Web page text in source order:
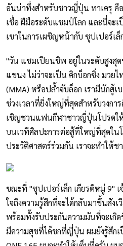
อันน่าทึ่งสำหรับชาวญี่ปุ่น ทาเครุ คื
เชื่อ ฝีมือระดับแชมป์โลก และนี่จะ
เขาในการเผชิญหน้ากับ ซุปเปอร์เล็
"วัน แชมเปียนชิพ อยู่ในระดับสูงสุด
แขนง ไม่ว่าจะเป็น คิกบ็อกซิ่ง มวย
(MMA) หรือปล้ำจับล็อก เรามีนักสู้
ช่วงเวลาที่ยิ่งใหญ่ที่สุดสำหรับวงกา
เชิญชวนแฟนกีฬาชาวญี่ปุ่นโปรดใ
บนเวทีศิลปะการต่อสู้ที่ใหญ่ที่สุดในโ
ประวัติศาสตร์ร่วมกัน เราจะทำให้
ขณะที่ "ซุปเปอร์เล็ก เกียรติหมู่ 9"
ใจถึงความรู้สึกที่จะได้กลับมาขึ้นสัง
พร้อมทั้งรับประกันความมันที่จะเกิ
มีความสุขที่ได้ชกที่ญี่ปุ่น ผมยังรู้สึกเ